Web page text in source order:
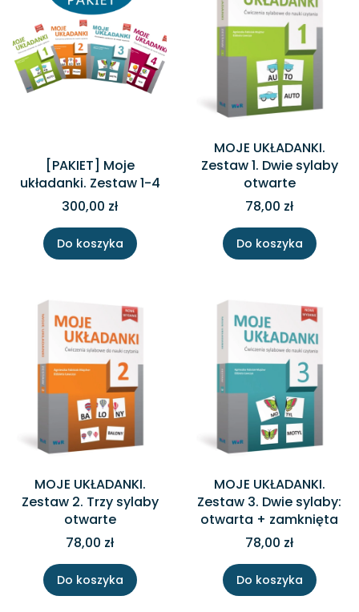
[PAKIET] Moje
układanki. Zestaw 1-4
300,00 zł
Do koszyka
MOJE UKŁADANKI.
Zestaw 1. Dwie sylaby
otwarte
78,00 zł
Do koszyka
MOJE UKŁADANKI.
Zestaw 2. Trzy sylaby
otwarte
78,00 zł
Do koszyka
MOJE UKŁADANKI.
Zestaw 3. Dwie sylaby:
otwarta + zamknięta
78,00 zł
Do koszyka